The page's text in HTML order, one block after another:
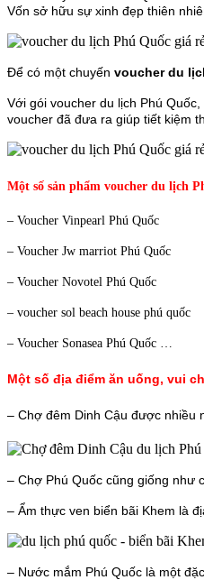
Vốn sở hữu sự xinh đẹp thiên
Để có một chuyến voucher du
Với gói voucher du lịch Phú
voucher đã đưa ra giúp tiết kiệm
Một số sản phẩm voucher du lịch
– Voucher Vinpearl Phú Quốc
– Voucher Jw marriot Phú Quốc
– Voucher Novotel Phú Quốc
– voucher sol beach house phú quốc
– Voucher Sonasea Phú Quốc …
Một số địa điểm ăn uống, vui
– Chợ đêm Dinh Cậu được nhiều
– Chợ Phú Quốc cũng giống như
– Ẩm thực ven biển bãi Khem là
– Nước mắm Phú Quốc là một